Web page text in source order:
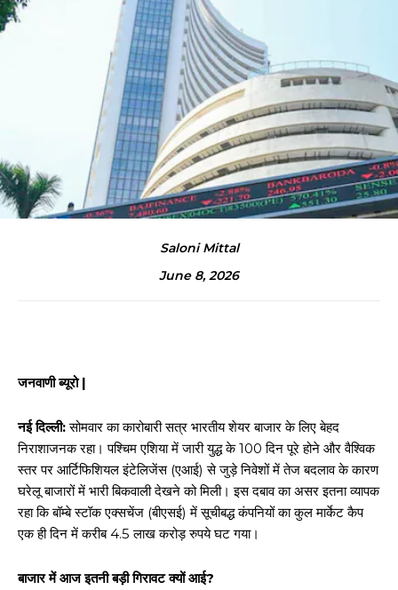
Saloni Mittal
June 8, 2026
जनवाणी ब्यूरो |
नई दिल्ली:सोमवार का कारोबारी सत्र भारतीय शेयर बाजार के लिए बेहद
निराशाजनक रहा। पश्चिम एशिया में जारी युद्ध के 100 दिन पूरे होने और वैश्विक
स्तर पर आर्टिफिशियल इंटेलिजेंस (एआई) से जुड़े निवेशों में तेज बदलाव के कारण
घरेलू बाजारों में भारी बिकवाली देखने को मिली। इस दबाव का असर इतना व्यापक
रहा कि बॉम्बे स्टॉक एक्सचेंज (बीएसई) में सूचीबद्ध कंपनियों का कुल मार्केट कैप
एक ही दिन में करीब 4.5 लाख करोड़ रुपये घट गया।
बाजार में आज इतनी बड़ी गिरावट क्यों आई?